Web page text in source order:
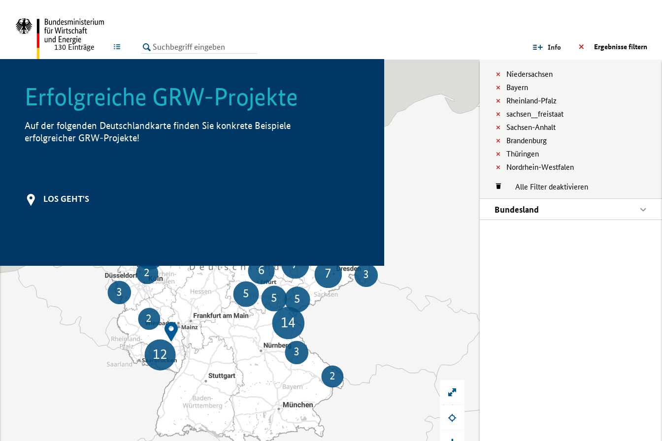
LISTE Ergebnisse filtern
Info
Niedersachsen
Bayern
Rheinland-Pfalz
sachsen__freistaat
Sachsen-Anhalt
Brandenburg
Thüringen
Nordrhein-Westfalen
Alle Filter deaktivieren
Bundesland
130 Einträge
Erfolgreiche GRW-Projekte
Auf der folgenden Deutschlandkarte finden Sie konkrete Beispiele
erfolgreicher GRW-Projekte!
LOS GEHT'S